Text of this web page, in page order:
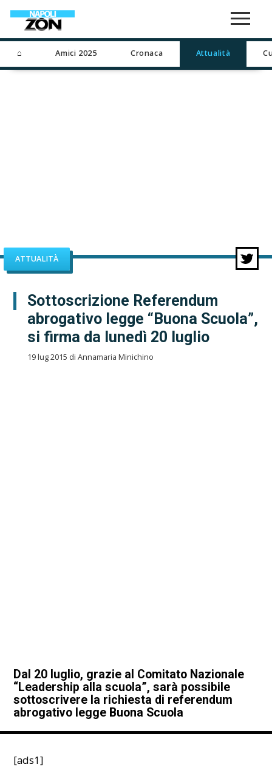
⌂ Amici 2025 Cronaca Attualità
ATTUALITÀ
Sottoscrizione Referendum
abrogativo legge “Buona Scuola”,
si firma da lunedì 20 luglio
19 lug 2015 di Annamaria Minichino
Dal 20 luglio, grazie al Comitato Nazionale
“Leadership alla scuola”, sarà possibile
sottoscrivere la richiesta di referendum
abrogativo legge Buona Scuola
[ads1]